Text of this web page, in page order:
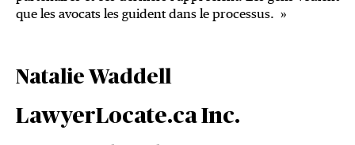
que les avocats les guident dans le processus. »
Natalie Waddell
LawyerLocate.ca Inc.